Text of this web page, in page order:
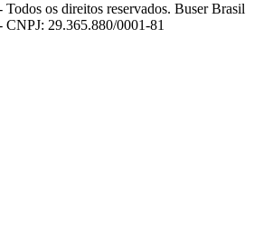
os direitos reservados. Buser Brasil
29.365.880/0001-81